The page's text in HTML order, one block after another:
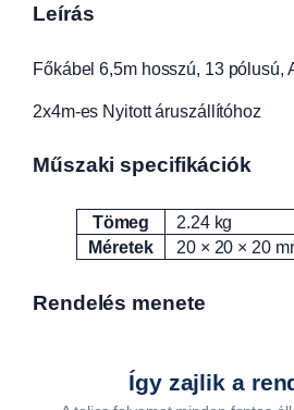
ú
1
p
L
Leírás
Főkábel 6,5m hosszú, 13 pólusú,
2x4m-es Nyitott áruszállítóhoz
Műszaki specifikációk
Attribútumok Érték
Tömeg
2.24 kg
Méretek
20 × 20 × 20
Rendelés menete
Így zajlik a